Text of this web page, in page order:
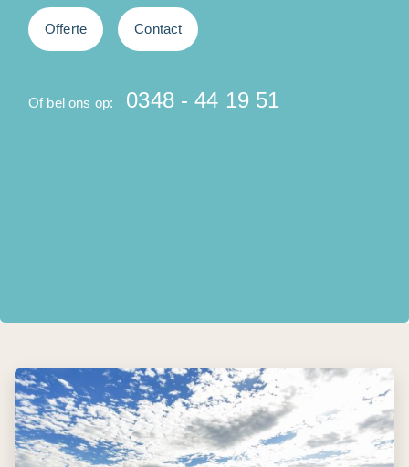
Offerte Contact
Of bel ons op: 0348 - 44 19 51